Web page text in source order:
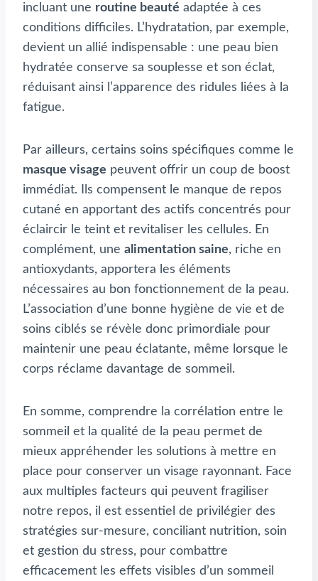
incluant une routine beauté adaptée à ces
conditions difficiles. L’hydratation, par exemple,
devient un allié indispensable : une peau bien
hydratée conserve sa souplesse et son éclat,
réduisant ainsi l’apparence des ridules liées à la
fatigue.
Par ailleurs, certains soins spécifiques comme le
masque visage peuvent offrir un coup de boost
immédiat. Ils compensent le manque de repos
cutané en apportant des actifs concentrés pour
éclaircir le teint et revitaliser les cellules. En
complément, une alimentation saine, riche en
antioxydants, apportera les éléments
nécessaires au bon fonctionnement de la peau.
L’association d’une bonne hygiène de vie et de
soins ciblés se révèle donc primordiale pour
maintenir une peau éclatante, même lorsque le
corps réclame davantage de sommeil.
En somme, comprendre la corrélation entre le
sommeil et la qualité de la peau permet de
mieux appréhender les solutions à mettre en
place pour conserver un visage rayonnant. Face
aux multiples facteurs qui peuvent fragiliser
notre repos, il est essentiel de privilégier des
stratégies sur-mesure, conciliant nutrition, soin
et gestion du stress, pour combattre
efficacement les effets visibles d’un sommeil